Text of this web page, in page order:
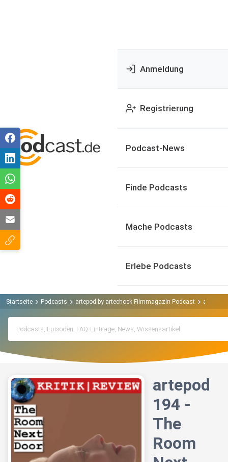
Anmeldung
Registrierung
Podcast-News
Finde Podcasts
Mache Podcasts
Erlebe Podcasts
Startseite Podcasts artepod by artechock Filmmagazin Podcast artepod
artepod
194 -
The
Room